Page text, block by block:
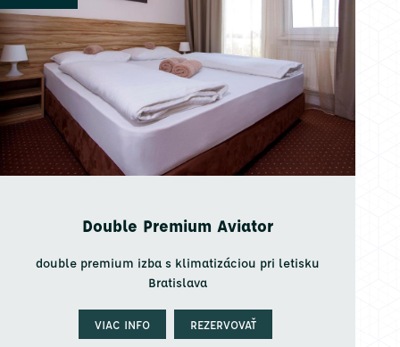
Double Premium Aviator
double premium izba s klimatizáciou pri letisku
Bratislava
VIAC INFO REZERVOVAŤ